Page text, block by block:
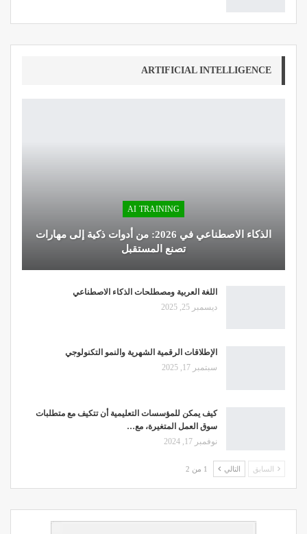
ARTIFICIAL INTELLIGENCE
AI TRAINING
الذكاء الاصطناعي في 2026: من أدوات ذكية إلى مهارات
تصنع المستقبل
اللغة العربية ومصطلحات الذكاء الاصطناعي
ديسمبر 25, 2025
الإطلاقات الرقمية الشهرية والنمو التكنولوجي
سبتمبر 17, 2025
كيف يمكن للمؤسسات التعليمية أن تتكيف مع متطلبات
سوق العمل المتغيرة، مع…
نوفمبر 17, 2024
السابق التالي 1 من 2